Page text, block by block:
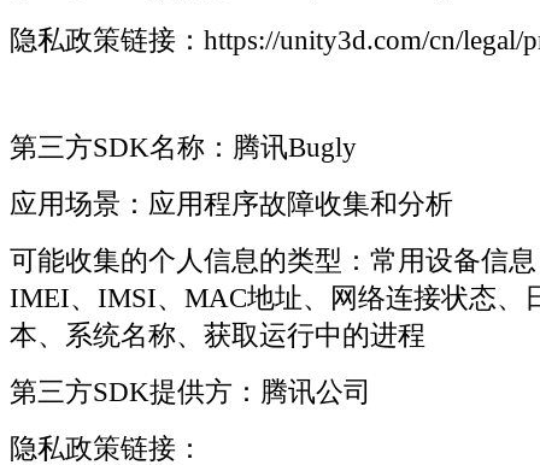
隐私政策链接：https://unity3d.com/cn/legal/
第三方SDK名称：腾讯Bugly
应用场景：应用程序故障收集和分析
可能收集的个人信息的类型：常用设备信
IMEI、IMSI、MAC地址、网络连接状态、
本、系统名称、获取运行中的进程
第三方SDK提供方：腾讯公司
隐私政策链接：